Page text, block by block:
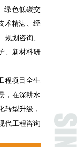
绿色低碳交
术精湛、经
划咨询、
、新材料研
程项目全生
，在深耕水
转型升级，
代工程咨询